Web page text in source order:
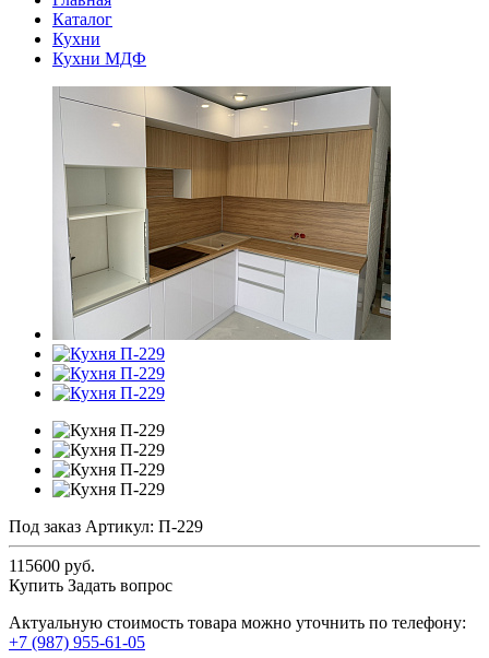
Каталог
Кухни
Кухни МДФ
Под заказ Артикул: П-229
115600 руб.
Купить Задать вопрос
Актуальную стоимость товара можно уточнить по телефону:
+7 (987) 955-61-05